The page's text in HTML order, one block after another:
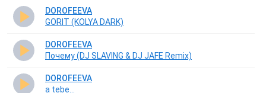
DOROFEEVA
GORIT (KOLYA DARK)
DOROFEEVA
Почему (DJ SLAVING & DJ JAFE Remix)
DOROFEEVA
a tebe...